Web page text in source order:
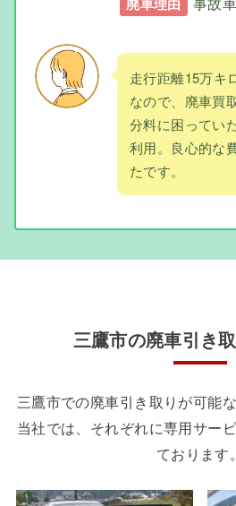
走行距離15万キ
なので、廃車買
分料に困ってい
利用。良心的な
たです。
三鷹市の廃車引き
三鷹市での廃車引き取りが可能
当社では、それぞれに専用サー
ております。